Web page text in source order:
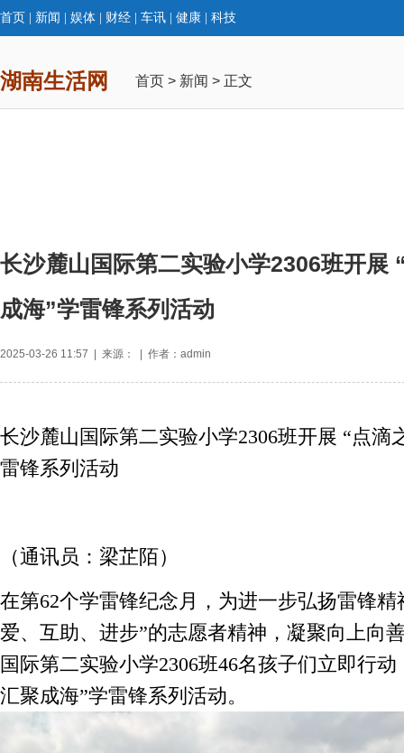
首页 新闻 娱体 财经 车讯 健康 科技
湖南生活网 首页 > 新闻 > 正文
长沙麓山国际第二实验小学2306班开展
成海”学雷锋系列活动
2025-03-26 11:57 | 来源： | 作者：admin
长沙麓山国际第二实验小学2306班开展 “点滴
雷锋系列活动
（通讯员：梁芷陌）
在第62个学雷锋纪念月，为进一步弘扬雷锋精
爱、互助、进步”的志愿者精神，凝聚向上向
国际第二实验小学2306班46名孩子们立即行
汇聚成海”学雷锋系列活动。